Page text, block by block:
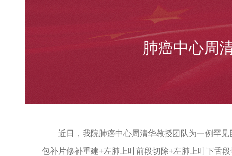
肺癌中心周
近日，我院肺癌中心周清华教授团队为一例罕
包补片修补重建+左肺上叶前段切除+左肺上叶下舌